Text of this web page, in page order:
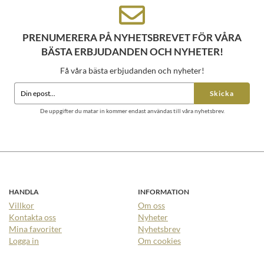
PRENUMERERA PÅ NYHETSBREVET FÖR VÅRA
BÄSTA ERBJUDANDEN OCH NYHETER!
Få våra bästa erbjudanden och nyheter!
Skicka
De uppgifter du matar in kommer endast användas till våra nyhetsbrev.
HANDLA
Villkor
Kontakta oss
Mina favoriter
Logga in
INFORMATION
Om oss
Nyheter
Nyhetsbrev
Om cookies